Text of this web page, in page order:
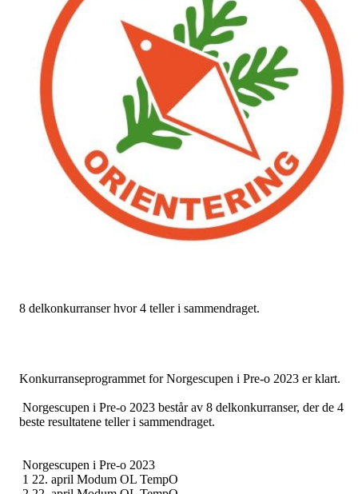
8 delkonkurranser hvor 4 teller i sammendraget.
Konkurranseprogrammet for Norgescupen i Pre-o 2023 er klart.
Norgescupen i Pre-o 2023 består av 8 delkonkurranser, der de 4
beste resultatene teller i sammendraget.
Norgescupen i Pre-o 2023
1 22. april Modum OL TempO